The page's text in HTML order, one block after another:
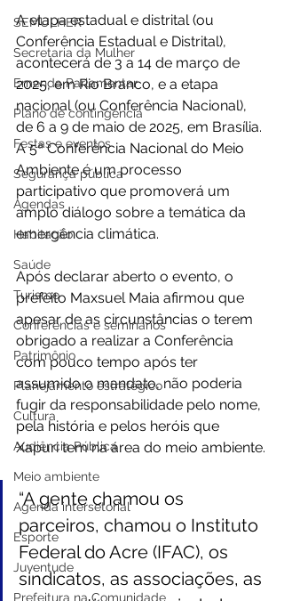
SEMULHER
Secretaria da Mulher
Emenda Parlamentar
Plano de contingência
Festas e eventos
Segurança pública
Agendas
Habitação
Saúde
Turismo
Conferências e seminários
Patrimônio
Planejamento estratégico
Cultura
Audiência Pública
Meio ambiente
Agenda intersetorial
Esporte
Juventude
Prefeitura na Comunidade
A etapa estadual e distrital (ou
Conferência Estadual e Distrital),
acontecerá de 3 a 14 de março de
2025, em Rio Branco, e a etapa
nacional (ou Conferência Nacional),
de 6 a 9 de maio de 2025, em Brasília.
A 5ª Conferência Nacional do Meio
Ambiente é um processo
participativo que promoverá um
amplo diálogo sobre a temática da
emergência climática.
Após declarar aberto o evento, o
prefeito Maxsuel Maia afirmou que
apesar de as circunstâncias o terem
obrigado a realizar a Conferência
com pouco tempo após ter
assumido o mandato, não poderia
fugir da responsabilidade pelo nome,
pela história e pelos heróis que
Xapuri tem na área do meio ambiente.
“A gente chamou os
parceiros, chamou o Instituto
Federal do Acre (IFAC), os
sindicatos, as associações, as